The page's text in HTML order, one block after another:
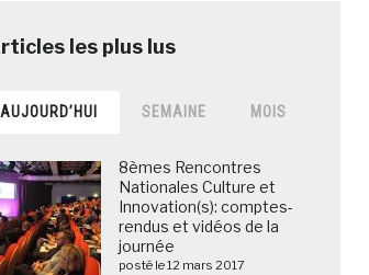
AUJOURD’HUI SEMAINE MOIS
8èmes Rencontres
Nationales Culture et
Innovation(s): comptes-
rendus et vidéos de la
journée
posté le 12 mars 2017